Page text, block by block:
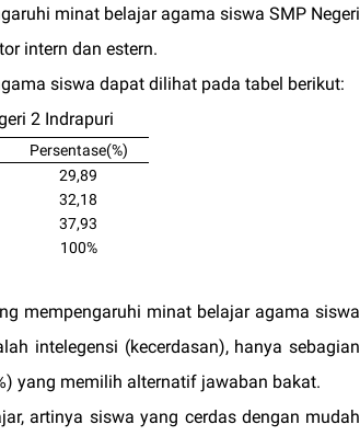
minat belajar agama siswa SMP Negeri
intern dan estern.
siswa dapat dilihat pada tabel berikut:
2 Indrapuri
Persentase(%)
29,89
32,18
37,93
100%
mempengaruhi minat belajar agama siswa
intelegensi (kecerdasan), hanya sebagian
yang memilih alternatif jawaban bakat.
artinya siswa yang cerdas dengan mudah